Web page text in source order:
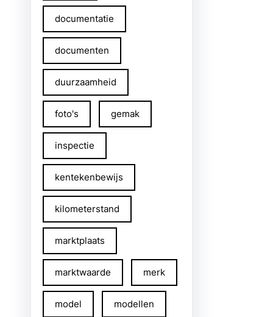
documentatie
documenten
duurzaamheid
foto's gemak
inspectie
kentekenbewijs
kilometerstand
marktplaats
marktwaarde merk
model modellen